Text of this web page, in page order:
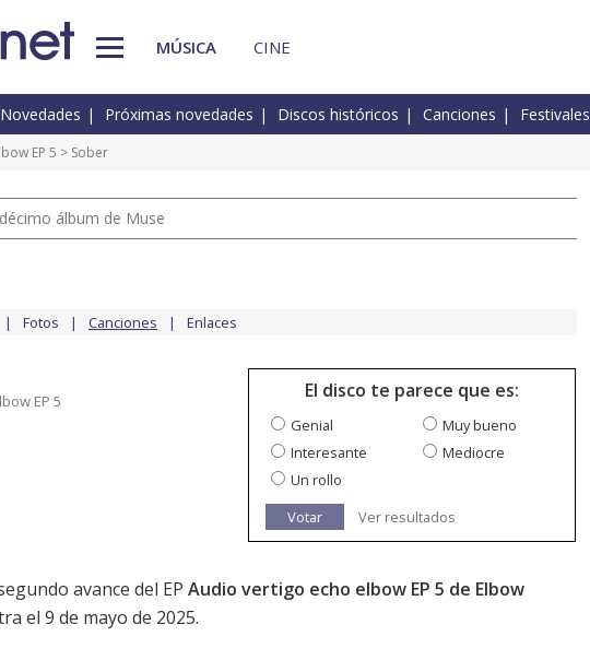
MÚSICA CINE
Novedades Próximas novedades Discos históricos Canciones Festivales
EP 5 > Sober
álbum de Muse
Fotos Canciones Enlaces
EP 5 El disco te parece que es:
Genial
Muy bueno
Interesante
Mediocre
Un rollo
Votar
Ver resultados
avance del EP Audio vertigo echo elbow EP 5 de Elbow
el 9 de mayo de 2025.